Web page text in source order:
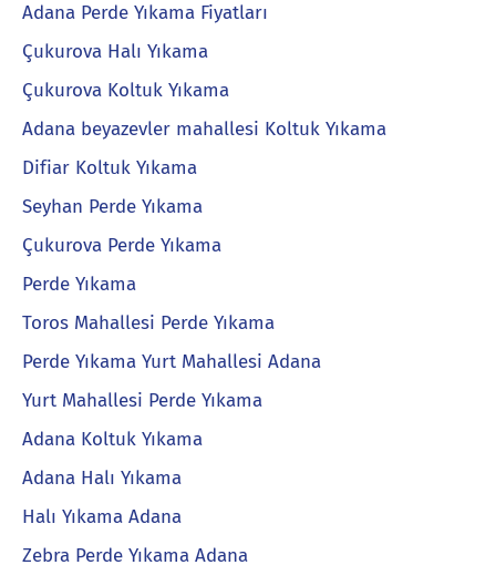
Adana Perde Yıkama Fiyatları
Çukurova Halı Yıkama
Çukurova Koltuk Yıkama
Adana beyazevler mahallesi Koltuk Yıkama
Difiar Koltuk Yıkama
Seyhan Perde Yıkama
Çukurova Perde Yıkama
Perde Yıkama
Toros Mahallesi Perde Yıkama
Perde Yıkama Yurt Mahallesi Adana
Yurt Mahallesi Perde Yıkama
Adana Koltuk Yıkama
Adana Halı Yıkama
Halı Yıkama Adana
Zebra Perde Yıkama Adana